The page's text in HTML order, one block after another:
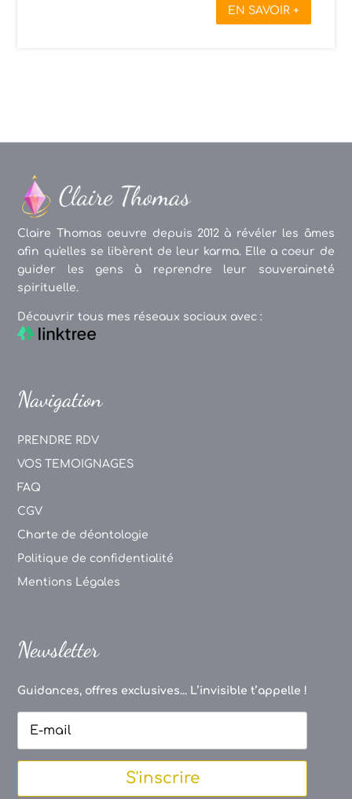
EN SAVOIR +
Claire Thomas oeuvre depuis 2012 à révéler les âmes
afin qu'elles se libèrent de leur karma. Elle a coeur de
guider les gens à reprendre leur souveraineté
spirituelle.
Découvrir tous mes réseaux sociaux avec :
Navigation
PRENDRE RDV
VOS TEMOIGNAGES
FAQ
CGV
Charte de déontologie
Politique de confidentialité
Mentions Légales
Newsletter
Guidances, offres exclusives... L’invisible t’appelle !
S'inscrire